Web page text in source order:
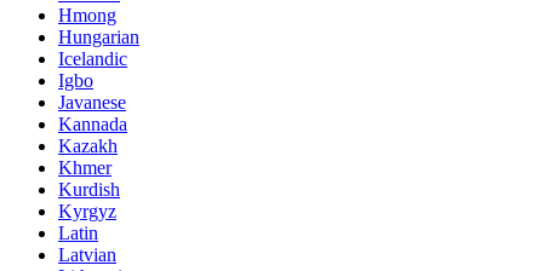
Hmong
Hungarian
Icelandic
Igbo
Javanese
Kannada
Kazakh
Khmer
Kurdish
Kyrgyz
Latin
Latvian